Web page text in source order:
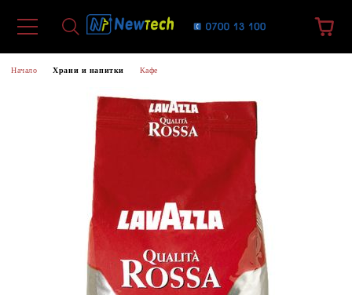
Начало Храни и напитки Кафе